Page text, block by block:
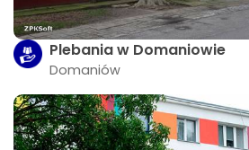
Plebania w Domaniowie
Domaniów